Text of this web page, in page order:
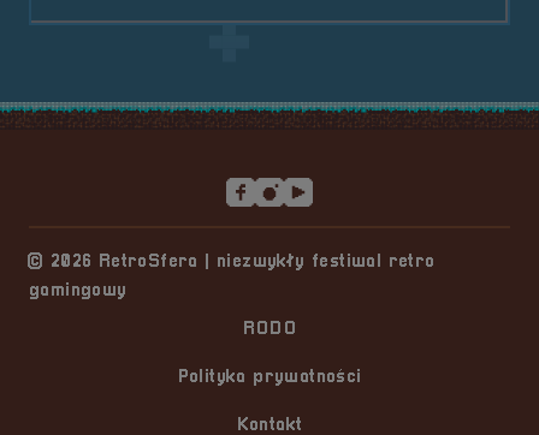
© 2026 RetroSfera | niezwykły festiwal retro
gamingowy
RODO
Polityka prywatności
Kontakt